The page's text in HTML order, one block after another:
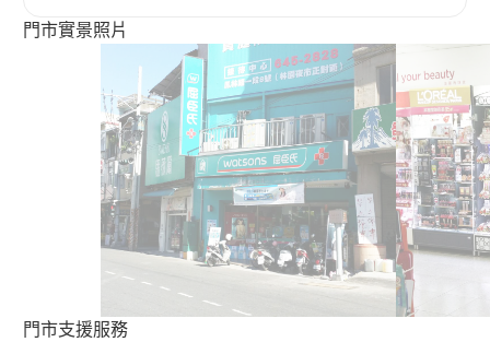
門市實景照片
門市支援服務